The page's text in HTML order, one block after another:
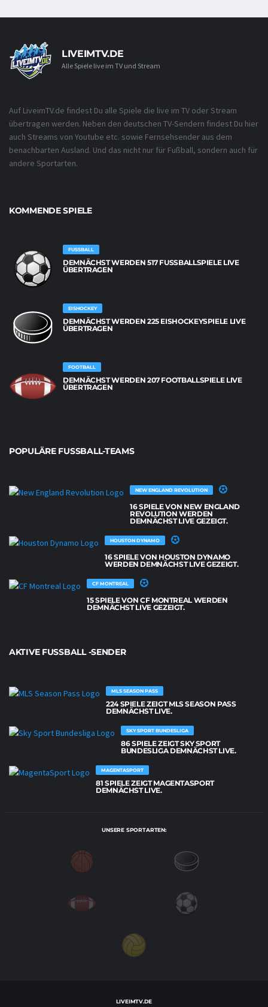
LIVEIMTV.DE
Alle Spiele live im TV und Stream
Auf LiveimTV.de findest Du alle Spiele die live im TV oder Stream
übertragen werden. Neben den deutschen TV-Sendern findest Du hier
auch Streams von Youtube etc. sowie Fernsehsender aus dem
benachbarten Ausland. Und das nicht nur für Fußball, sondern auch für
andere Sportarten.
KOMMENDE SPIELE
FUSSBALL
DEMNÄCHST WERDEN 517 FUSSBALLSPIELE LIVE Ü
BERTRAGEN
EISHOCKEY
DEMNÄCHST WERDEN 225 EISHOCKEYSPIELE LIVE
ÜBERTRAGEN
FOOTBALL
DEMNÄCHST WERDEN 207 FOOTBALLSPIELE LIVE
ÜBERTRAGEN
POPULÄRE FUSSBALL-TEAMS
NEW ENGLAND REVOLUTION
16 SPIELE VON NEW ENGLAND
REVOLUTION WERDEN
DEMNÄCHST LIVE GEZEIGT.
HOUSTON DYNAMO
16 SPIELE VON HOUSTON DYNAMO
WERDEN DEMNÄCHST LIVE GEZEIGT.
CF MONTREAL
15 SPIELE VON CF MONTREAL WERDEN
DEMNÄCHST LIVE GEZEIGT.
AKTIVE FUSSBALL -SENDER
MLS SEASON PASS
224 SPIELE ZEIGT MLS SEASON PASS
DEMNÄCHST LIVE.
SKY SPORT BUNDESLIGA
86 SPIELE ZEIGT SKY SPORT
BUNDESLIGA DEMNÄCHST LIVE.
MAGENTASPORT
81 SPIELE ZEIGT MAGENTASPORT
DEMNÄCHST LIVE.
UNSERE SPORTARTEN:
LIVEIMTV.DE